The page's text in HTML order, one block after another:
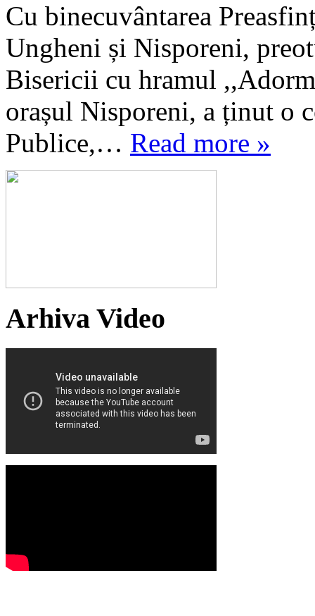
Cu binecuvântarea
Ungheni și Nisporeni,
Bisericii cu hramul
orașul Nisporeni, a ținut o
Publice,… Read more »
Arhiva Video